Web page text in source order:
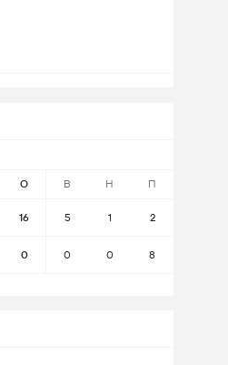
О В Н П
16 5 1 2
0 0 0 8